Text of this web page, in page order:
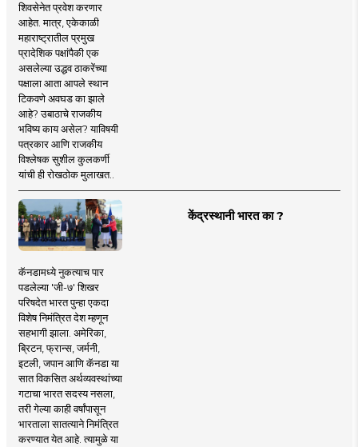
शिवसेनेत प्रवेश करणार
आहेत. मात्र, एकेकाळी
महाराष्ट्रातील प्रमुख
प्रादेशिक पक्षांपैकी एक
असलेल्या उद्धव ठाकरेंच्या
पक्षाला आता आपले स्थान
टिकवणे अवघड का झाले
आहे? उबाठाचे राजकीय
भविष्य काय असेल? याविषयी
पत्रकार आणि राजकीय
विश्लेषक सुशील कुलकर्णी
यांची ही रोखठोक मुलाखत..
केंद्रस्थानी भारत का ?
कॅनडामध्ये नुकत्याच पार
पडलेल्या 'जी-७' शिखर
परिषदेत भारत पुन्हा एकदा
विशेष निमंत्रित देश म्हणून
सहभागी झाला. अमेरिका,
ब्रिटन, फ्रान्स, जर्मनी,
इटली, जपान आणि कॅनडा या
सात विकसित अर्थव्यवस्थांच्या
गटाचा भारत सदस्य नसला,
तरी गेल्या काही वर्षांपासून
भारताला सातत्याने निमंत्रित
करण्यात येत आहे. त्यामुळे या